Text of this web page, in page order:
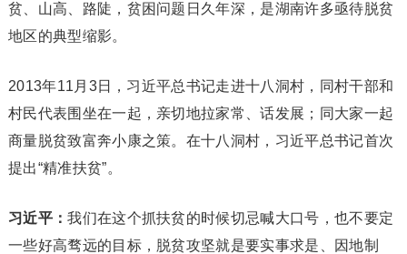
贫、山高、路陡，贫困问题日久年深，是湖南许多亟待脱贫
地区的典型缩影。
2013年11月3日，习近平总书记走进十八洞村，同村干部和
村民代表围坐在一起，亲切地拉家常、话发展；同大家一起
商量脱贫致富奔小康之策。在十八洞村，习近平总书记首次
提出“精准扶贫”。
习近平：我们在这个抓扶贫的时候切忌喊大口号，也不要定
一些好高骛远的目标，脱贫攻坚就是要实事求是、因地制